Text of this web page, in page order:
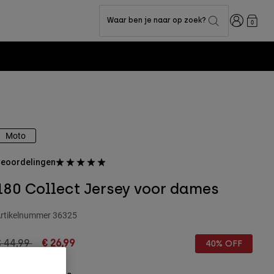
Waar ben je naar op zoek? Inloggen
0
Moto
Collect Jersey voor dames
36325
reduced from
44,99to€ 26,99 40% OFF